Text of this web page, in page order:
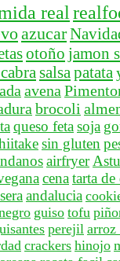
real
azucar
otoño jamon
salsa patata
avena
brocoli
queso feta soja
sin gluten
airfryer
cena tarta de
andalucia
guiso tofu
perejil arroz
crackers hinojo